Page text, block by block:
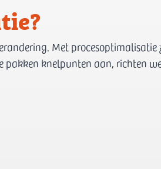
Met procesoptimalisatie
knelpunten aan, richten